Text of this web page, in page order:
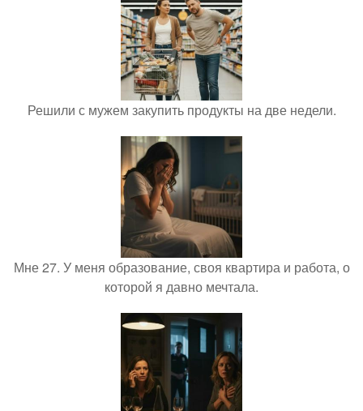
Решили с мужем закупить продукты на две недели.
Мне 27. У меня образование, своя квартира и работа, о
которой я давно мечтала.